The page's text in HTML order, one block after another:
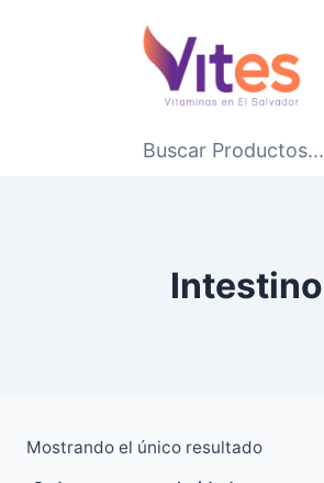
Buscar Productos...
Intestino
Mostrando el único resultado